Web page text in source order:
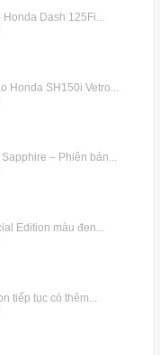
Dash 125Fi...
Honda SH150i Vetro...
– Phiên bản...
Edition màu đen...
tiếp tục có thêm...